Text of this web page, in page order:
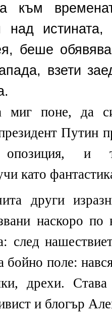
към
беше
взети
поне, да си
Путин
опозиция, и
като
други
наскоро
поле:
дрехи.
и блогър